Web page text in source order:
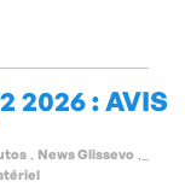
2026 : AVIS
, News Glissevo ,